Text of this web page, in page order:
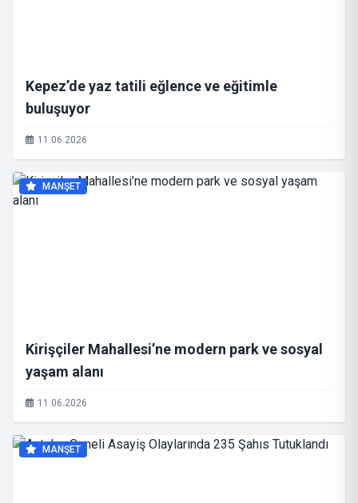
Kepez’de yaz tatili eğlence ve eğitimle
buluşuyor
11.06.2026
MANŞET
Kirişçiler Mahallesi’ne modern park ve sosyal
yaşam alanı
11.06.2026
MANŞET